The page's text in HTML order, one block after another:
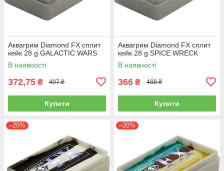
Аквагрим Diamond FX cплит
кейк 28 g GALACTIC WARS
В наявності
372,75 ₴ 497 ₴
Купити
Аквагрим Diamond FX cплит
кейк 28 g SPICE WRECK
В наявності
366 ₴ 488 ₴
Купити
–20% –20%